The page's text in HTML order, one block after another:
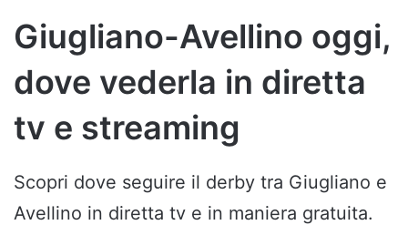
Giugliano-Avellino oggi,
dove vederla in diretta
tv e streaming
Scopri dove seguire il derby tra Giugliano e
Avellino in diretta tv e in maniera gratuita.